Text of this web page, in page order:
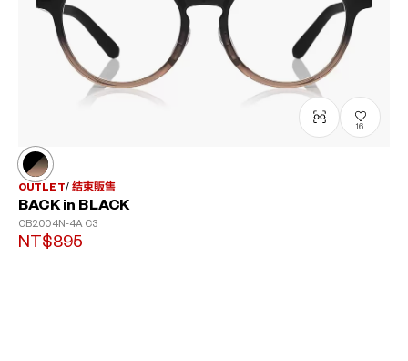
16
OUTLET 結束販售
BACK in BLACK
OB2004N-4A C3
NT$895